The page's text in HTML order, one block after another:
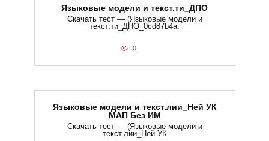
Языковые модели и текст.ти_ДПО
Скачать тест — (Языковые модели и
текст.ти_ДПО_0cd87b4a.
0
Языковые модели и текст.лии_Ней УК
МАП Без ИМ
Скачать тест — (Языковые модели и
текст.лии_Ней УК